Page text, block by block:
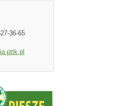
36-65